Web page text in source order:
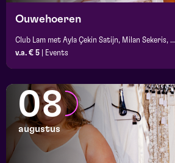
Ouwehoeren
Club Lam met Ayla Çekin Satijn, Milan Sekeris, e.a.
v.a. € 5
Events
08
augustus